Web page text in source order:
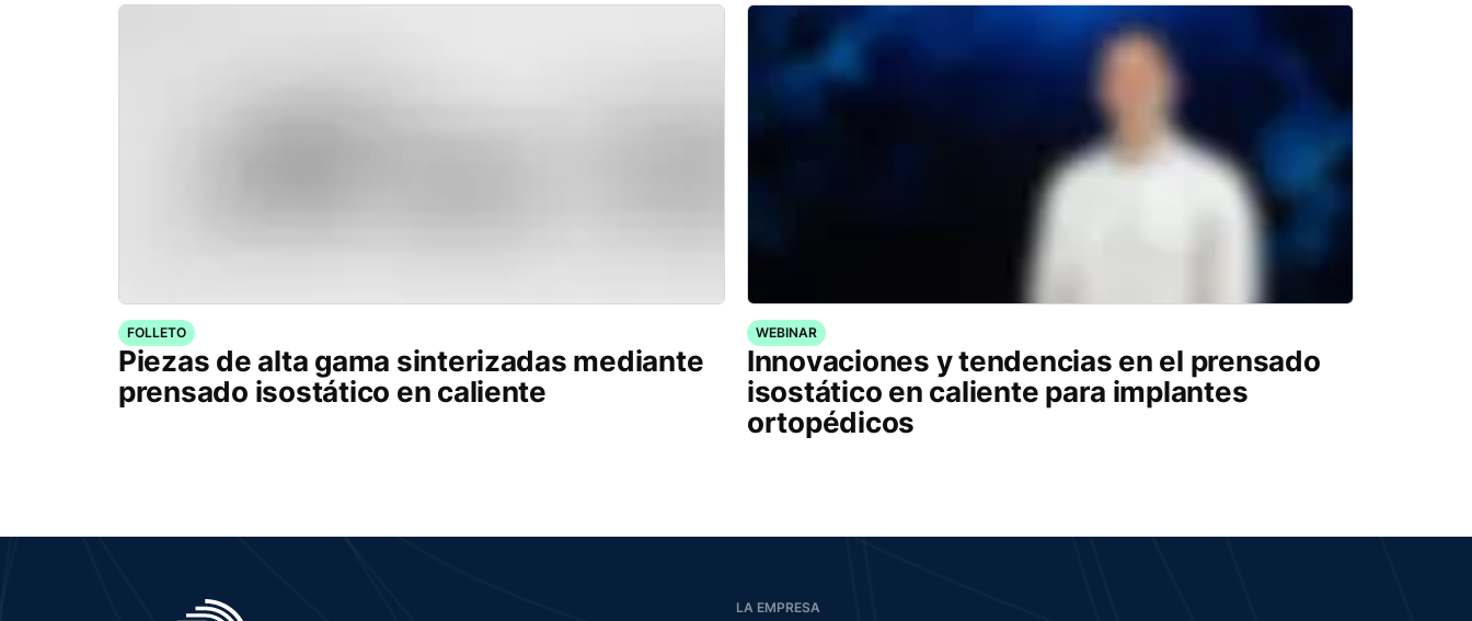
FOLLETO
Piezas de alta gama sinterizadas mediante
prensado isostático en caliente
WEBINAR
Innovaciones y tendencias en el prensado
isostático en caliente para implantes
ortopédicos
LA EMPRESA